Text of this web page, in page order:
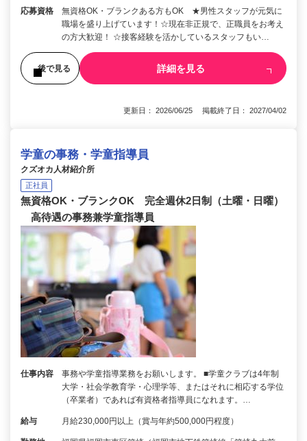
応募資格
無資格OK・ブランクある方もOK ★男性スタッフが元気に
職場を盛り上げています！☆現在非正規で、正職員をお考え
の方大歓迎！ ☆接客経験を活かしているスタッフもい…
後で見る 詳細を見る
更新日： 2026/06/25 掲載終了日： 2027/04/02
学童の事務・学童指導員
クズオカ人材紹介所
正社員
無資格OK・ブランクOK 完全週休2日制（土曜・日曜）
高待遇の事務兼学童指導員
仕事内容
事務や学童指導業務をお願いします。 ■学童クラブは4年制
大学・社会学教育学・心理学等、またはそれに相応する学位
（卒業者）であれば有資格者指導員になれます。…
給与 月給230,000円以上（賞与年約500,000円程度）